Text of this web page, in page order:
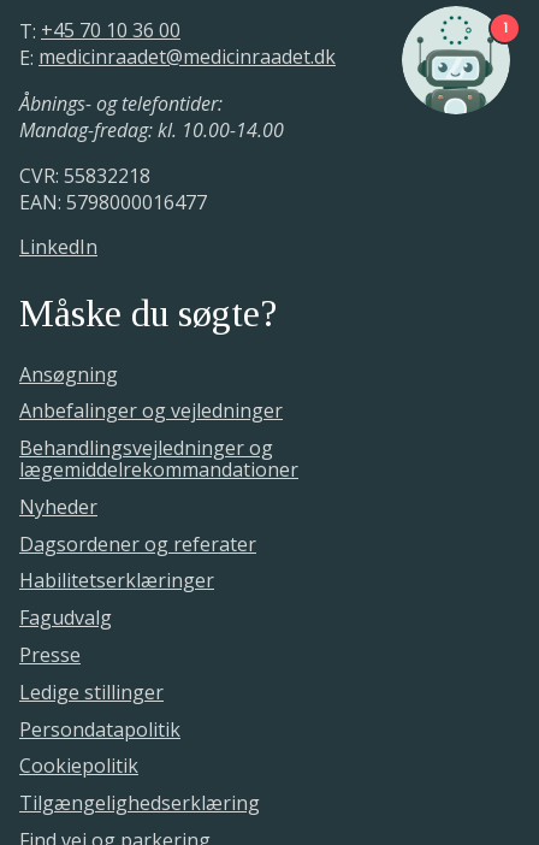
T: +45 70 10 36 00
E: medicinraadet@medicinraadet.dk
Åbnings- og telefontider:
Mandag-fredag: kl. 10.00-14.00
CVR: 55832218
EAN: 5798000016477
LinkedIn
Måske du søgte?
Ansøgning
Anbefalinger og vejledninger
Behandlingsvejledninger og
lægemiddelrekommandationer
Nyheder
Dagsordener og referater
Habilitetserklæringer
Fagudvalg
Presse
Ledige stillinger
Persondatapolitik
Cookiepolitik
Tilgængelighedserklæring
1